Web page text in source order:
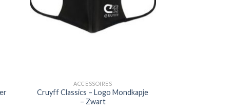
ACCESSOIRES
Cruyff Classics – Logo Mondkapje
– Zwart